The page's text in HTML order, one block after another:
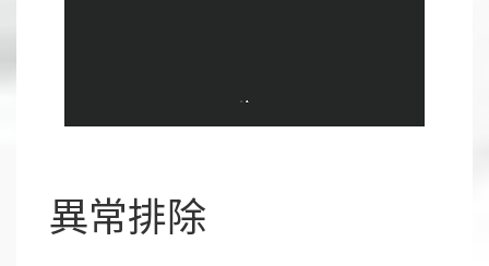
異常排除